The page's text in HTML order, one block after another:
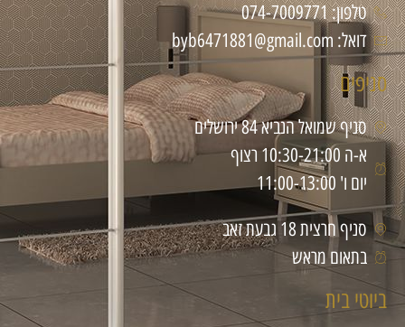
טלפון: 074-7009771
דואל: byb6471881@gmail.com
סניפים
סניף שמואל הנביא 84 ירושלים
א-ה 10:30-21:00 רצוף
יום ו' 11:00-13:00
סניף חרצית 18 גבעת זאב
בתאום מראש
ביוטי בית